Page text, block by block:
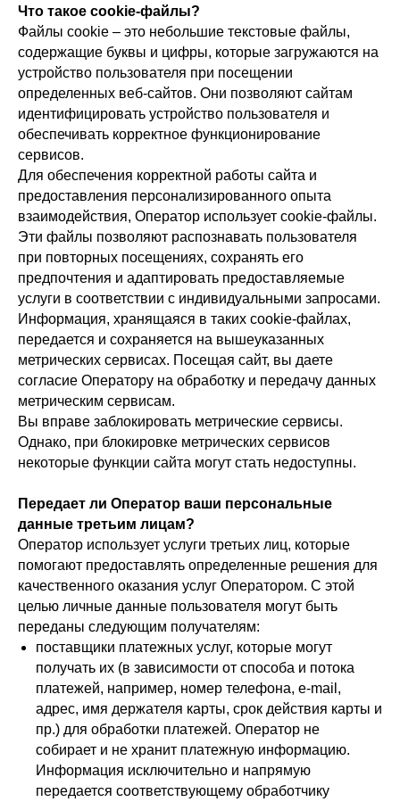
Что такое cookie-файлы?
Файлы cookie – это небольшие текстовые файлы,
содержащие буквы и цифры, которые загружаются на
устройство пользователя при посещении
определенных веб-сайтов. Они позволяют сайтам
идентифицировать устройство пользователя и
обеспечивать корректное функционирование
сервисов.
Для обеспечения корректной работы сайта и
предоставления персонализированного опыта
взаимодействия, Оператор использует cookie-файлы.
Эти файлы позволяют распознавать пользователя
при повторных посещениях, сохранять его
предпочтения и адаптировать предоставляемые
услуги в соответствии с индивидуальными запросами.
Информация, хранящаяся в таких cookie-файлах,
передается и сохраняется на вышеуказанных
метрических сервисах. Посещая сайт, вы даете
согласие Оператору на обработку и передачу данных
метрическим сервисам.
Вы вправе заблокировать метрические сервисы.
Однако, при блокировке метрических сервисов
некоторые функции сайта могут стать недоступны.
Передает ли Оператор ваши персональные
данные третьим лицам?
Оператор использует услуги третьих лиц, которые
помогают предоставлять определенные решения для
качественного оказания услуг Оператором. С этой
целью личные данные пользователя могут быть
переданы следующим получателям:
поставщики платежных услуг, которые могут
получать их (в зависимости от способа и потока
платежей, например, номер телефона, e-mail,
адрес, имя держателя карты, срок действия карты и
пр.) для обработки платежей. Оператор не
собирает и не хранит платежную информацию.
Информация исключительно и напрямую
передается соответствующему обработчику